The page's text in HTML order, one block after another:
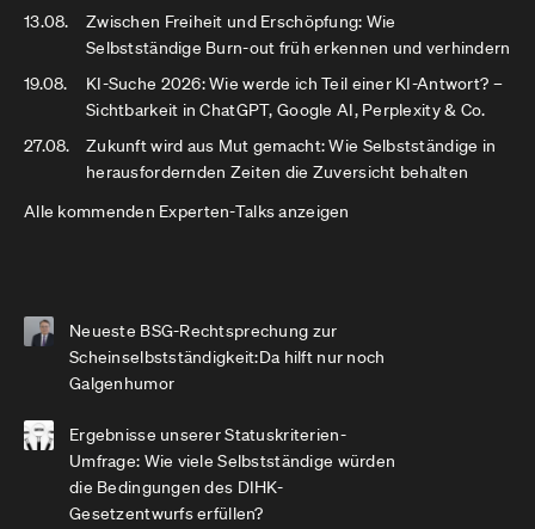
13.08.
Zwischen Freiheit und Erschöpfung: Wie
Selbstständige Burn-out früh erkennen und verhindern
19.08.
KI-Suche 2026: Wie werde ich Teil einer KI-Antwort? –
Sichtbarkeit in ChatGPT, Google AI, Perplexity & Co.
27.08.
Zukunft wird aus Mut gemacht: Wie Selbstständige in
herausfordernden Zeiten die Zuversicht behalten
Alle kommenden Experten-Talks anzeigen
Neueste BSG-Rechtsprechung zur
Scheinselbstständigkeit:Da hilft nur noch
Galgenhumor
Ergebnisse unserer Statuskriterien-
Umfrage: Wie viele Selbstständige würden
die Bedingungen des DIHK-
Gesetzentwurfs erfüllen?